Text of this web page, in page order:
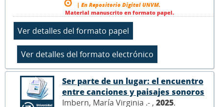
| En Repositorio Digital UNVM.
Material manuscrito en formato papel.
Ser parte de un lugar: el encuentro
entre canciones y paisajes sonoros
Imbern, María Virginia .- , 2025.